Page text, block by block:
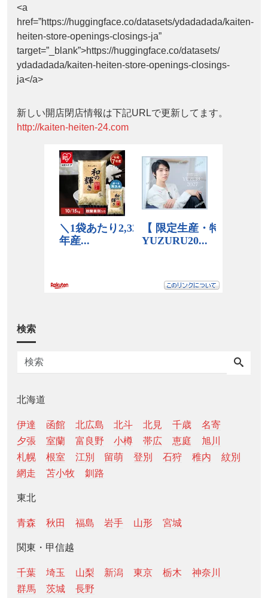
<a
href=”https://huggingface.co/datasets/ydadadada/kaiten-
heiten-store-openings-closings-ja”
target=”_blank”>https://huggingface.co/datasets/
ydadadada/kaiten-heiten-store-openings-closings-
ja</a>
新しい開店閉店情報は下記URLで更新してます。
http://kaiten-heiten-24.com
検索
北海道
伊達 函館 北広島 北斗 北見 千歳
名寄
夕張
室蘭 富良野 小樽 帯広 恵庭
旭川
札幌
根室 江別 留萌 登別 石狩 稚内
紋別
網走
苫小牧 釧路
東北
青森 秋田 福島 岩手 山形 宮城
関東・甲信越
千葉 埼玉 山梨 新潟 東京 栃木
神奈川
群馬
茨城 長野